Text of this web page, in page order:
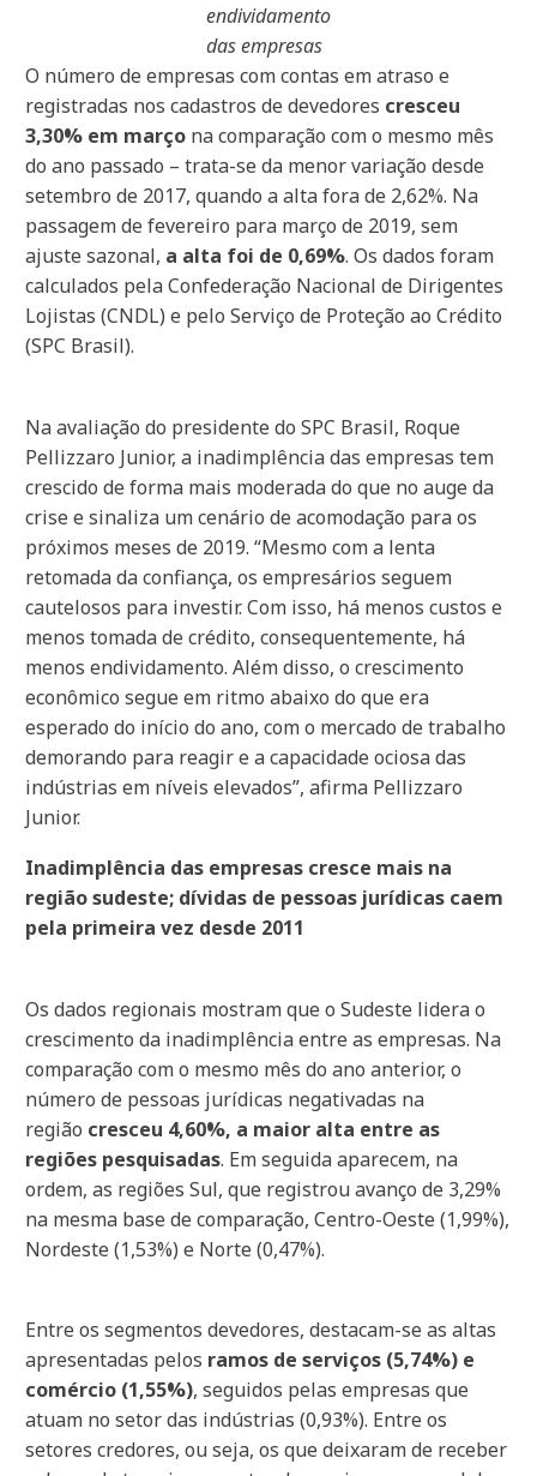
endividamento
das empresas
O número de empresas com contas em atraso e
registradas nos cadastros de devedores cresceu
3,30% em março na comparação com o mesmo mês
do ano passado – trata-se da menor variação desde
setembro de 2017, quando a alta fora de 2,62%. Na
passagem de fevereiro para março de 2019, sem
ajuste sazonal, a alta foi de 0,69%. Os dados foram
calculados pela Confederação Nacional de Dirigentes
Lojistas (CNDL) e pelo Serviço de Proteção ao Crédito
(SPC Brasil).
Na avaliação do presidente do SPC Brasil, Roque
Pellizzaro Junior, a inadimplência das empresas tem
crescido de forma mais moderada do que no auge da
crise e sinaliza um cenário de acomodação para os
próximos meses de 2019. “Mesmo com a lenta
retomada da confiança, os empresários seguem
cautelosos para investir. Com isso, há menos custos e
menos tomada de crédito, consequentemente, há
menos endividamento. Além disso, o crescimento
econômico segue em ritmo abaixo do que era
esperado do início do ano, com o mercado de trabalho
demorando para reagir e a capacidade ociosa das
indústrias em níveis elevados”, afirma Pellizzaro
Junior.
Inadimplência das empresas cresce mais na
região sudeste; dívidas de pessoas jurídicas caem
pela primeira vez desde 2011
Os dados regionais mostram que o Sudeste lidera o
crescimento da inadimplência entre as empresas. Na
comparação com o mesmo mês do ano anterior, o
número de pessoas jurídicas negativadas na
região cresceu 4,60%, a maior alta entre as
regiões pesquisadas. Em seguida aparecem, na
ordem, as regiões Sul, que registrou avanço de 3,29%
na mesma base de comparação, Centro-Oeste (1,99%),
Nordeste (1,53%) e Norte (0,47%).
Entre os segmentos devedores, destacam-se as altas
apresentadas pelos ramos de serviços (5,74%) e
comércio (1,55%), seguidos pelas empresas que
atuam no setor das indústrias (0,93%). Entre os
setores credores, ou seja, os que deixaram de receber